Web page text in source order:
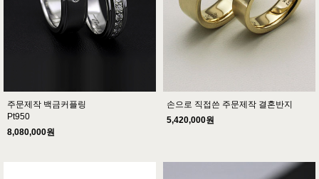
주문제작 백금커플링
Pt950
8,080,000원
손으로 직접쓴 주문제작 결혼반지
5,420,000원